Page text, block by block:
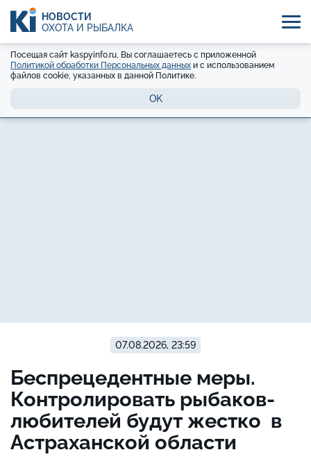
НОВОСТИ
ОХОТА И РЫБАЛКА
Посещая сайт kaspyinfo.ru, Вы соглашаетесь с приложенной
Политикой обработки Персональных данных и с использованием
файлов cookie, указанных в данной Политике.
OK
07.08.2026, 23:59
Беспрецедентные меры.
Контролировать рыбаков-
любителей будут жестко в
Астраханской области